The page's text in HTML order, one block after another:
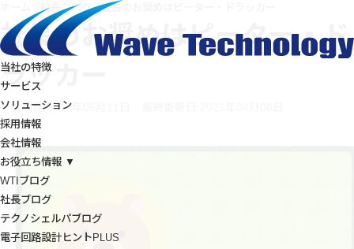
当社の特徴
サービス
ソリューション
採用情報
会社情報
お役立ち情報 ▼
WTIブログ
社長ブログ
テクノシェルパブログ
電子回路設計ヒントPLUS
社長ブログ / 社長のお奨めはピーター・ドラッカー
社長のお奨めはピーター・ド
ラッカー
投稿日:2017年05月11日